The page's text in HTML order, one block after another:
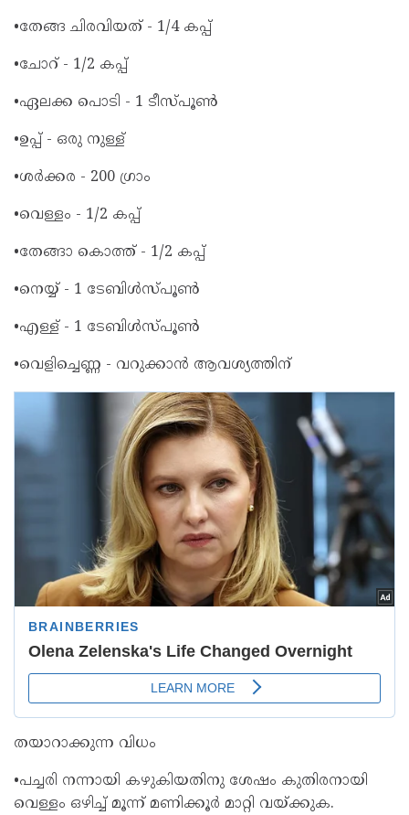
•തേങ്ങ ചിരവിയത് - 1/4 കപ്പ്
•ചോറ് - 1/2 കപ്പ്
•ഏലക്ക പൊടി - 1 ടീസ്പൂൺ
•ഉപ്പ് - ഒരു നുള്ള്
•ശർക്കര - 200 ഗ്രാം
•വെള്ളം - 1/2 കപ്പ്
•തേങ്ങാ കൊത്ത് - 1/2 കപ്പ്
•നെയ്യ് - 1 ടേബിൾസ്പൂൺ
•എള്ള് - 1 ടേബിൾസ്പൂൺ
•വെളിച്ചെണ്ണ - വറുക്കാൻ ആവശ്യത്തിന്
തയാറാക്കുന്ന വിധം
•പച്ചരി നന്നായി കഴുകിയതിനു ശേഷം കുതിരനായി
വെള്ളം ഒഴിച്ച് മൂന്ന് മണിക്കൂർ മാറ്റി വയ്ക്കുക.